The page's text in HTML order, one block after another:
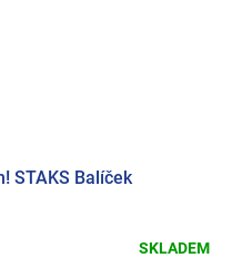
STAKS Balíček
SKLADEM